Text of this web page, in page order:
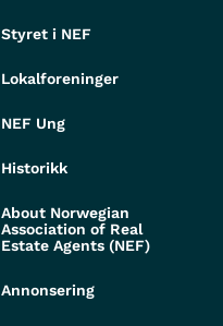
Styret i NEF
Lokalforeninger
NEF Ung
Historikk
About Norwegian
Association of Real
Estate Agents (NEF)
Annonsering